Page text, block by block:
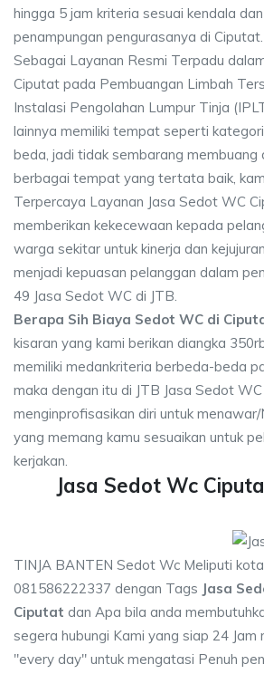
hingga 5 jam kriteria sesuai kendala
penampungan pengurasanya di Ciputat.
Sebagai Layanan Resmi Terpadu
Ciputat pada Pembuangan Limbah
Instalasi Pengolahan Lumpur Tinja
lainnya memiliki tempat seperti
beda, jadi tidak sembarang membuang
berbagai tempat yang tertata baik,
Terpercaya Layanan Jasa Sedot WC
memberikan kekecewaan kepada
warga sekitar untuk kinerja dan
menjadi kepuasan pelanggan dalam
49 Jasa Sedot WC di JTB.
Berapa Sih Biaya Sedot WC di
kisaran yang kami berikan diangka
memiliki medankriteria berbeda-beda
maka dengan itu di JTB Jasa Sedot
menginprofisasikan diri untuk
yang memang kamu sesuaikan untuk
kerjakan.
Jasa Sedot Wc
TINJA BANTEN Sedot Wc Meliputi
081586222337 dengan Tags Jasa
Ciputat dan Apa bila anda
segera hubungi Kami yang siap 24
"every day" untuk mengatasi Penuh